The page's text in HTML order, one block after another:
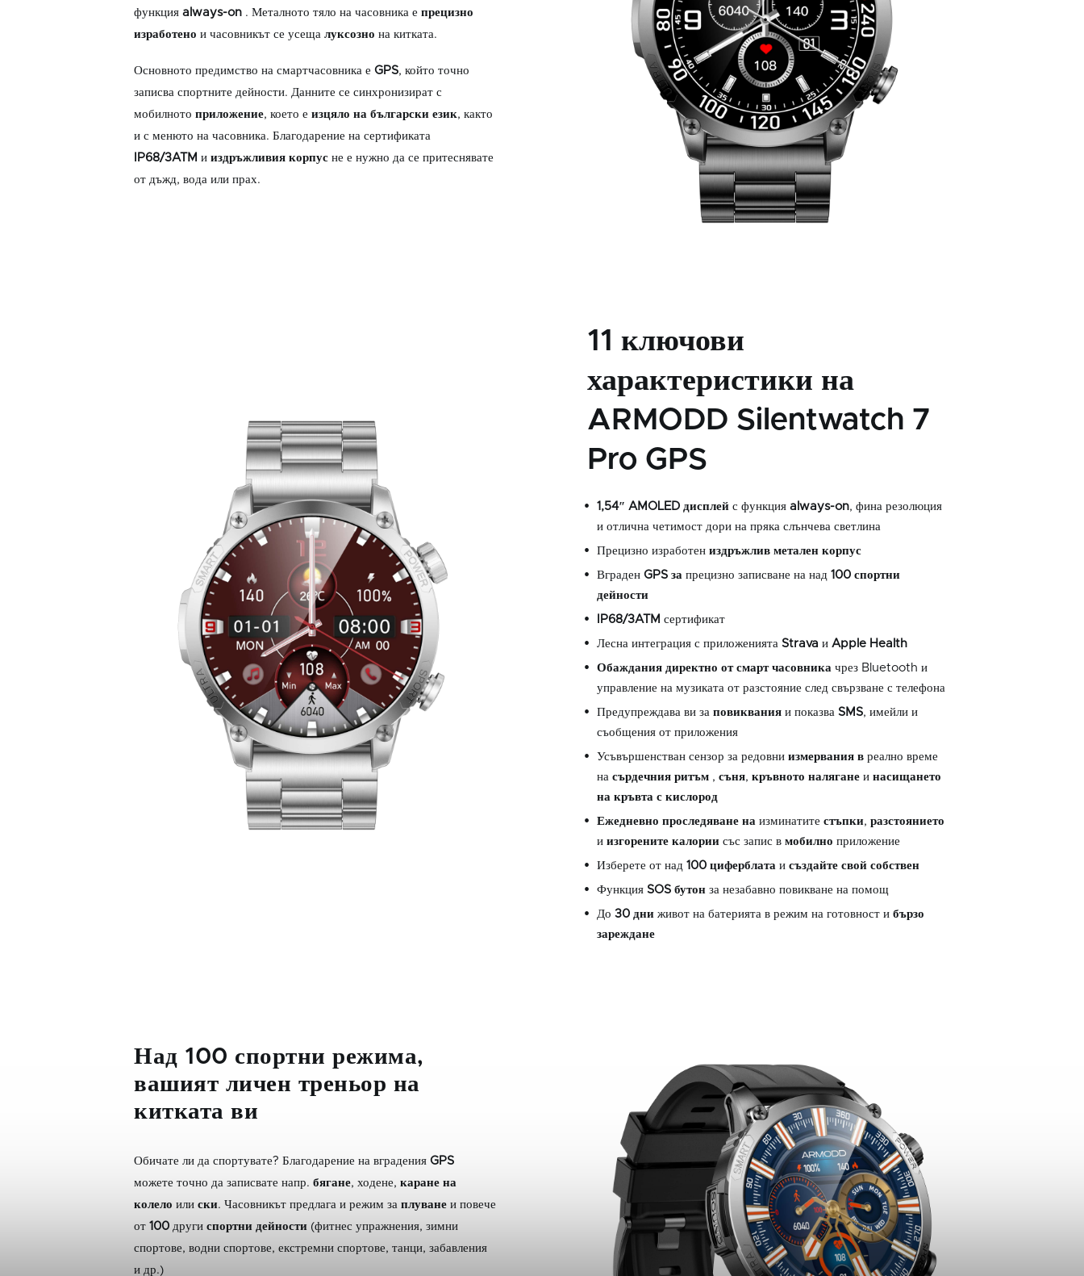
функцияalways-on . Металното тяло на часовника епрецизно
изработено и часовникът се усещалуксозно на китката.
Основното предимство на смартчасовника еGPS, който точно
записва спортните дейности. Данните се синхронизират с
мобилнотоприложение, което еизцяло на български език, както
и с менюто на часовника. Благодарение на сертификата
IP68/3ATMииздръжливия корпусне е нужно да се притеснявате
от дъжд, вода или прах.
11 ключови
характеристики на
ARMODD Silentwatch 7
Pro GPS
1,54″ AMOLED дисплей с функцияalways-on, фина резолюция
и отлична четимост дори на пряка слънчева светлина
Прецизно изработениздръжлив метален корпус
Вграден GPS запрецизно записване на над100 спортни
дейности
IP68/3ATM сертификат
Лесна интеграция с приложенията Strava и Apple Health
Обаждания директно от смарт часовника чрез Bluetooth и
управление на музиката от разстояние след свързване с телефона
Предупреждава ви за повикванияи показва SMS, имейли и
съобщения от приложения
Усъвършенстван сензор за редовниизмервания в реално време
насърдечния ритъм ,съня,кръвното наляганеи насищането
на кръвта с кислород
Ежедневно проследяване на изминатитестъпки,разстоянието
иизгорените калории със запис вмобилно приложение
Изберете от над100 циферблата исъздайте свой собствен
Функция SOS бутонза незабавно повикване на помощ
До30 дниживот на батерията в режим на готовност ибързо
зареждане
Над 100 спортни режима,
вашият личен треньор на
китката ви
Обичате ли да спортувате? Благодарение на вграденияGPS
можете точно да записвате напр.бягане, ходене,каране на
колело илиски. Часовникът предлага и режим заплуванеи повече
от100 другиспортни дейности (фитнес упражнения, зимни
спортове, водни спортове, екстремни спортове, танци, забавления
и др.)